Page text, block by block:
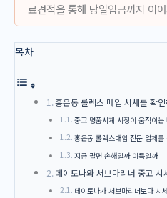
료견적을 통해 당일입금까지 이
목차
홍은동 롤렉스 매입 시세를 확
중고 명품시계 시장이 움직이는
홍은동 롤렉스매입 전문 업체를
지금 팔면 손해일까 이득일까
데이토나와 서브마리너 중고 시
데이토나가 서브마리너보다 시